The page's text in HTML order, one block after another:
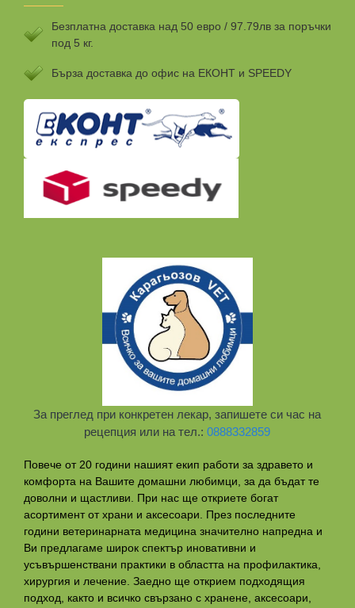
Безплатна доставка над 50 евро / 97.79лв за поръчки
под 5 кг.
Бързa доставка до офис на ЕКОНТ и SPEEDY
За преглед при конкретен лекар, запишете си час на
рецепция или на тел.:0888332859
Повече от 20 години нашият екип работи за здравето и
комфорта на Вашите домашни любимци, за да бъдат те
доволни и щастливи. При нас ще откриете богат
асортимент от храни и аксесоари. През последните
години ветеринарната медицина значително напредна и
Ви предлагаме широк спектър иновативни и
усъвършенствани практики в областта на профилактикa,
хирургия и лечение. Заедно ще открием подходящия
подход, както и всичко свързано с хранене, аксесоари,